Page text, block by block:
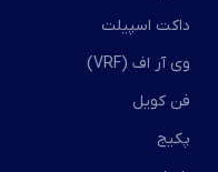
داکت اسپیلت
وی آر اف (VRF)
فن کویل
پکیج